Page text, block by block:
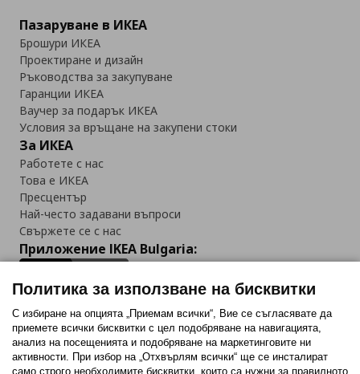
Пазаруване в ИКЕА
Брошури ИКЕА
Проектиране и дизайн
Ръководства за закупуване
Гаранции ИКЕА
Ваучер за подарък ИКЕА
Условия за връщане на закупени стоки
За ИКЕА
Работете с нас
Това е ИКЕА
Пресцентър
Най-често задавани въпроси
Свържете се с нас
Приложение IKEA Bulgaria:
Последвайте ни:
FacebookTwitterYoutubePinterestInstagram
Политика за използване на бисквитки
С избиране на опцията „Приемам всички“, Вие се съгласявате да
приемете всички бисквитки с цел подобряване на навигацията,
анализ на посещенията и подобряване на маркетинговите ни
активности. При избор на „Отхвърлям всички“ ще се инсталират
само строго необходимитe бисквитки, които са нужни за правилното